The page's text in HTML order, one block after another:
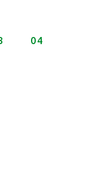
04